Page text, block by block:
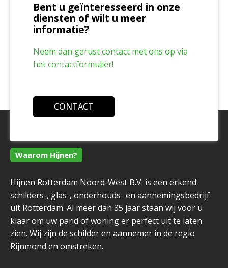
Bent u geïnteresseerd in onze
diensten of wilt u meer
informatie?
Neem dan gerust contact met ons op via
het contactformulier!
CONTACT
Waarom Hijnen?
Hijnen Rotterdam Noord-West B.V. is een erkend
schilders-, glas-, onderhouds- en aannemingsbedrijf
uit Rotterdam. Al meer dan 35 jaar staan wij voor u
klaar om uw pand of woning er perfect uit te laten
zien. Wij zijn de schilder en aannemer in de regio
Rijnmond en omstreken.